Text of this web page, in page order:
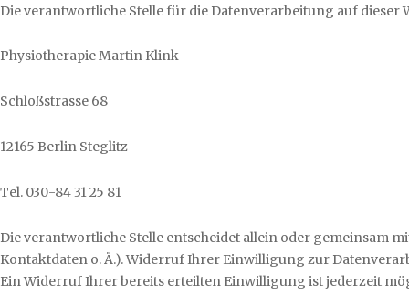
Die verantwortliche Stelle für die Datenverarbeitung auf dieser
Physiotherapie Martin Klink
Schloßstrasse 68
12165 Berlin Steglitz
Tel. 030-84 31 25 81
Die verantwortliche Stelle entscheidet allein oder gemeinsam
Kontaktdaten o. Ä.). Widerruf Ihrer Einwilligung zur
Ein Widerruf Ihrer bereits erteilten Einwilligung ist jederzeit